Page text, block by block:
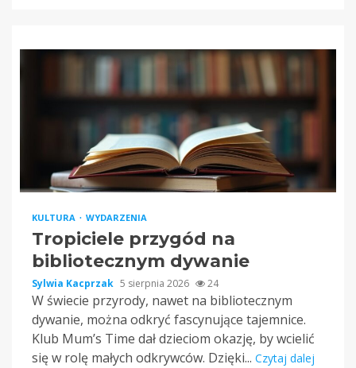
KULTURA WYDARZENIA
Tropiciele przygód na
bibliotecznym dywanie
Sylwia Kacprzak 5 sierpnia 2026 24
W świecie przyrody, nawet na bibliotecznym
dywanie, można odkryć fascynujące tajemnice.
Klub Mum’s Time dał dzieciom okazję, by wcielić
się w rolę małych odkrywców. Dzięki... Czytaj dalej